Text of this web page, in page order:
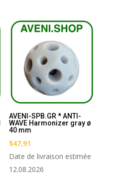
AVENI-SPB.GR * ANTI-
WAVE Harmonizer gray ø
40 mm
$47,91
Date de livraison estimée
12.08.2026